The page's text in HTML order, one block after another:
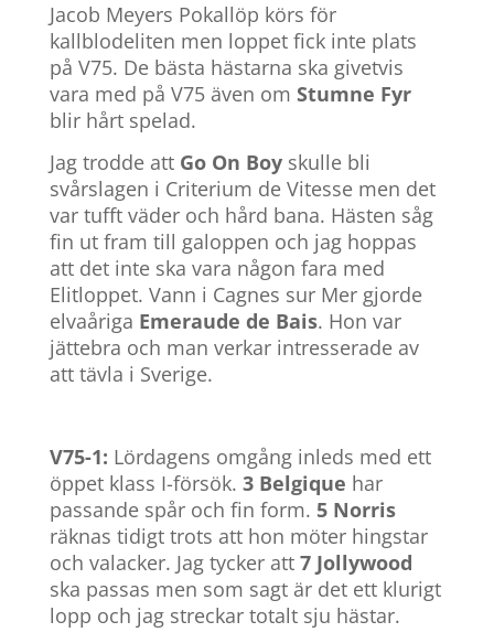
Jacob Meyers Pokallöp körs för
kallblodeliten men loppet fick inte plats
på V75. De bästa hästarna ska givetvis
vara med på V75 även om Stumne Fyr
blir hårt spelad.
Jag trodde att Go On Boy skulle bli
svårslagen i Criterium de Vitesse men det
var tufft väder och hård bana. Hästen såg
fin ut fram till galoppen och jag hoppas
att det inte ska vara någon fara med
Elitloppet. Vann i Cagnes sur Mer gjorde
elvaåriga Emeraude de Bais. Hon var
jättebra och man verkar intresserade av
att tävla i Sverige.
V75-1: Lördagens omgång inleds med ett
öppet klass I-försök. 3 Belgique har
passande spår och fin form. 5 Norris
räknas tidigt trots att hon möter hingstar
och valacker. Jag tycker att 7 Jollywood
ska passas men som sagt är det ett klurigt
lopp och jag streckar totalt sju hästar.